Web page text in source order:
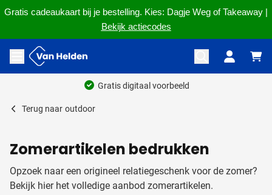
Gratis cadeaukaart bij je bestelling. Kies: Dagje Weg of Takeaway |
Bekijk actiecodes
Ga naar de inhoud
Menu openen
Ruim 60 jaar ervaring
Terug naar outdoor
Zomerartikelen bedrukken
Opzoek naar een origineel relatiegeschenk voor de zomer?
Bekijk hier het volledige aanbod zomerartikelen.